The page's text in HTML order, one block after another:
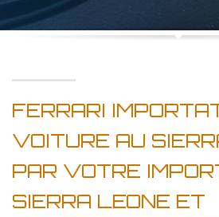
FERRARI
VOITURE AU
PAR VOTRE
SIERRA LEONE ET